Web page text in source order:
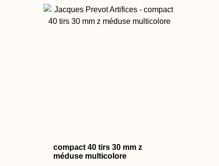
compact 40 tirs 30 mm z
méduse multicolore